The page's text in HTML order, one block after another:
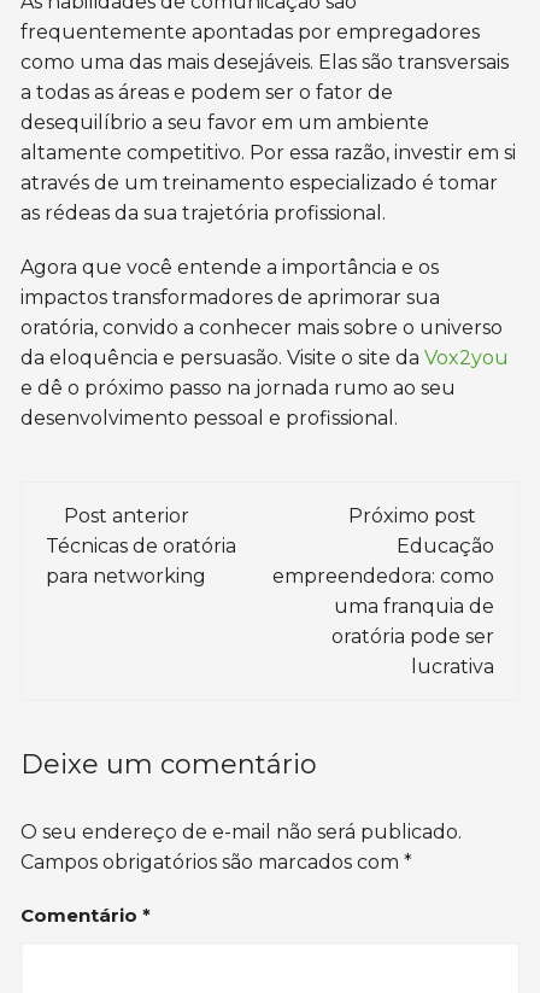
frequentemente apontadas por empregadores
como uma das mais desejáveis. Elas são transversais
a todas as áreas e podem ser o fator de
desequilíbrio a seu favor em um ambiente
altamente competitivo. Por essa razão, investir em si
através de um treinamento especializado é tomar
as rédeas da sua trajetória profissional.
Agora que você entende a importância e os
impactos transformadores de aprimorar sua
oratória, convido a conhecer mais sobre o universo
da eloquência e persuasão. Visite o site daVox2you
e dê o próximo passo na jornada rumo ao seu
desenvolvimento pessoal e profissional.
Navegação
de
post
Post anterior
Técnicas de oratória
para networking
Próximo post
Educação
empreendedora: como
uma franquia de
oratória pode ser
lucrativa
Deixe um comentário
O seu endereço de e-mail não será publicado.
Campos obrigatórios são marcados com*
Comentário*